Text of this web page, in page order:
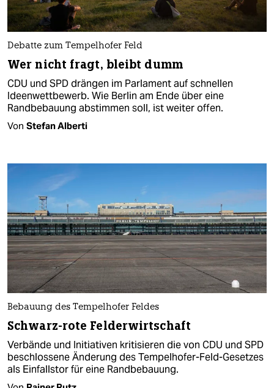
Debatte zum Tempelhofer Feld
Wer nicht fragt, bleibt dumm
CDU und SPD drängen im Parlament auf schnellen
Ideenwettbewerb. Wie Berlin am Ende über eine
Randbebauung abstimmen soll, ist weiter offen.
Von Stefan Alberti
Bebauung des Tempelhofer Feldes
Schwarz-rote Felderwirtschaft
Verbände und Initiativen kritisieren die von CDU und SPD
beschlossene Änderung des Tempelhofer-Feld-Gesetzes
als Einfallstor für eine Randbebauung.